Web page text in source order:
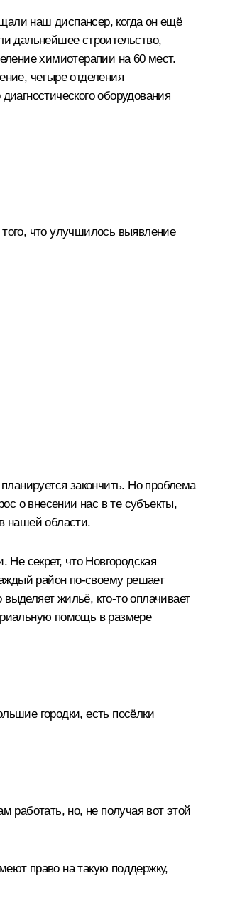
наш диспансер, когда он ещё
дальнейшее строительство,
химиотерапии на 60 мест.
четыре отделения
оборудования
того, что улучшилось выявление
закончить. Но проблема
о внесении нас в те субъекты,
нашей области.
секрет, что Новгородская
район по‑своему решает
жильё, кто‑то оплачивает
помощь в размере
городки, есть посёлки
работать, но, не получая вот этой
право на такую поддержку,